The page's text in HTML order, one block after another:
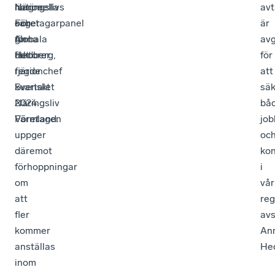
Näringslivs
Företagarpanel
för
det
fjärde
kvartalet
2024.
Företagen
uppger
däremot
förhoppningar
om
att
fler
kommer
anställas
inom
längre,
säger
Anna
Hedberg,
regionchef
Svenskt
Näringsliv
Värmland.
nationella
och
globala
faktorer.
är
för
att
i
vår